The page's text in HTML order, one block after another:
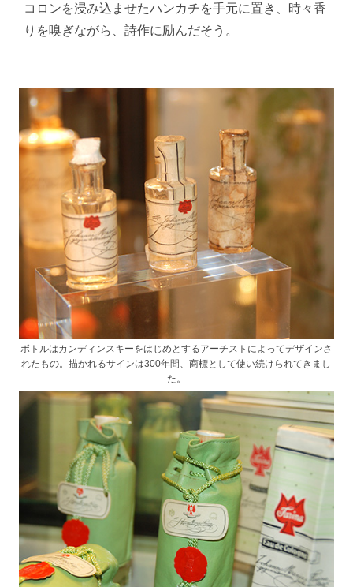
コロンを浸み込ませたハンカチを手元に置き、時々香
りを嗅ぎながら、詩作に励んだそう。
ボトルはカンディンスキーをはじめとするアーチストによってデザインさ
れたもの。描かれるサインは300年間、商標として使い続けられてきまし
た。